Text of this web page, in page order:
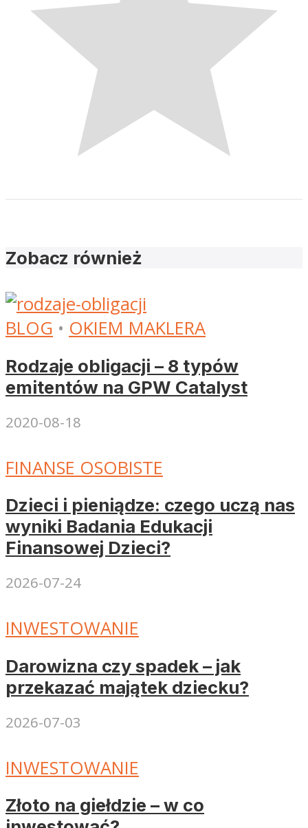
Zobacz również
BLOG • OKIEM MAKLERA
Rodzaje obligacji – 8 typów
emitentów na GPW Catalyst
2020-08-18
FINANSE OSOBISTE
Dzieci i pieniądze: czego uczą nas
wyniki Badania Edukacji
Finansowej Dzieci?
2026-07-24
INWESTOWANIE
Darowizna czy spadek – jak
przekazać majątek dziecku?
2026-07-03
INWESTOWANIE
Złoto na giełdzie – w co